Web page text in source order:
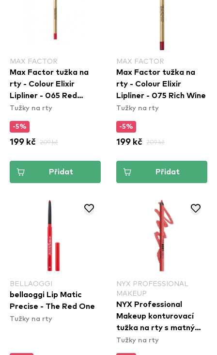
MAX FACTOR
Max Factor tužka na
rty - Colour Elixir
Lipliner - 065 Red
Sangria
Tužky na rty
-5%
199 kč 209 kč
Přidat
MAX FACTOR
Max Factor tužka na
rty - Colour Elixir
Lipliner - 075 Rich Wine
Tužky na rty
-5%
199 kč 209 kč
Přidat
BELLAOGGI
bellaoggi Lip Matic
Precise - The Red One
Tužky na rty
NYX PROFESSIONAL
MAKEUP
NYX Professional
Makeup konturovací
tužka na rty s matným
efektem - Line Loud
Tužky na rty